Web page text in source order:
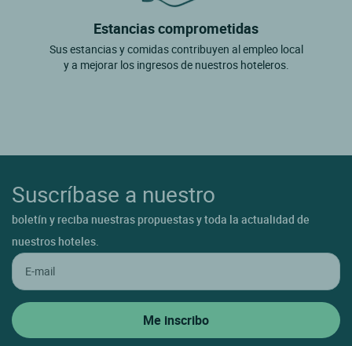
Estancias comprometidas
Sus estancias y comidas contribuyen al empleo local
y a mejorar los ingresos de nuestros hoteleros.
Suscríbase a nuestro
boletín y reciba nuestras propuestas y toda la actualidad de
nuestros hoteles.